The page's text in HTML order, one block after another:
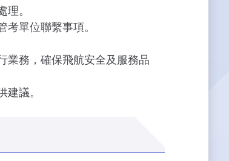
。
單位聯繫事項。
業務，確保飛航安全及服務品
議。